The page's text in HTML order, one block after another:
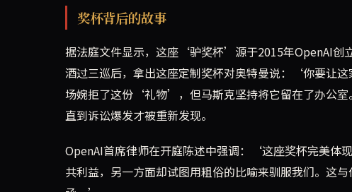
奖杯背后的故事
据法庭文件显示，这座‘驴奖杯’源于2015年OpenAI创
酒过三巡后，拿出这座定制奖杯对奥特曼说：‘你要让
场婉拒了这份‘礼物’，但马斯克坚持将它留在了办公室
直到诉讼爆发才被重新发现。
OpenAI首席律师在开庭陈述中强调：‘这座奖杯完美
共利益，另一方面却试图用粗俗的比喻来驯服我们。这